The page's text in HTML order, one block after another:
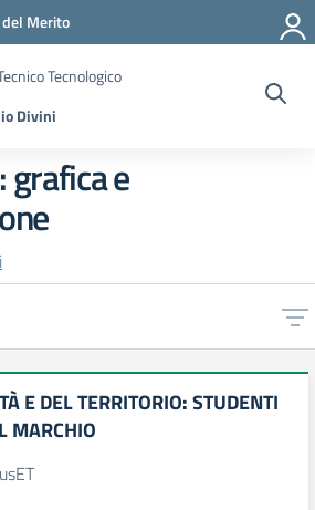
Merito
Tecnologico
Divini
e
E DEL TERRITORIO: STUDENTI
MARCHIO